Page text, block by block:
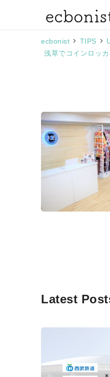
ecbonist > TIPS >
浅草でコインロッ
Latest